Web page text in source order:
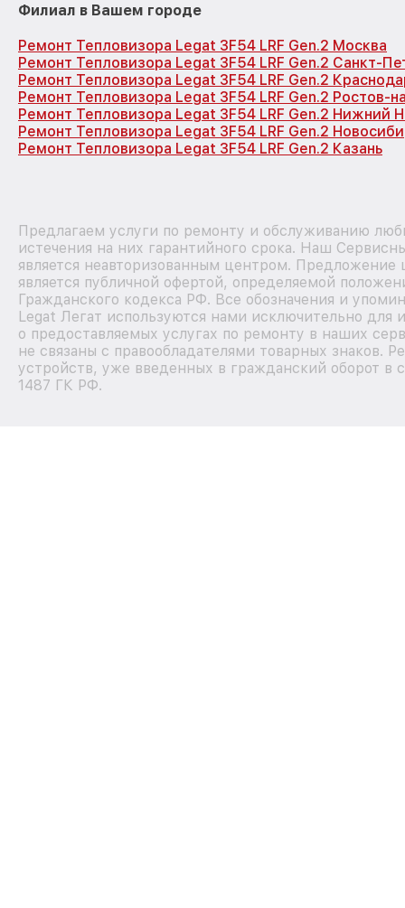
Филиал в Вашем городе
Ремонт Тепловизора Legat 3F54 LRF Gen.2 Москва
Ремонт Тепловизора Legat 3F54 LRF Gen.2 Санкт-
Ремонт Тепловизора Legat 3F54 LRF Gen.2
Ремонт Тепловизора Legat 3F54 LRF Gen.2 Ростов-
Ремонт Тепловизора Legat 3F54 LRF Gen.2 Нижний
Ремонт Тепловизора Legat 3F54 LRF Gen.2
Ремонт Тепловизора Legat 3F54 LRF Gen.2 Казань
Предлагаем услуги по ремонту и обслуживанию
истечения на них гарантийного срока. Наш
является неавторизованным центром. Предложение
является публичной офертой, определяемой
Гражданского кодекса РФ. Все обозначения и
Legat Легат используются нами исключительно для
о предоставляемых услугах по ремонту в наших
не связаны с правообладателями товарных знаков.
устройств, уже введенных в гражданский оборот в
1487 ГК РФ.